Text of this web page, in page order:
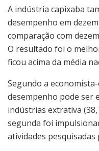
A indústria capixaba
desempenho em
comparação com
O resultado foi o
ficou acima da média
Segundo a
desempenho pode ser
indústrias extrativa
segunda foi
atividades pesquisadas